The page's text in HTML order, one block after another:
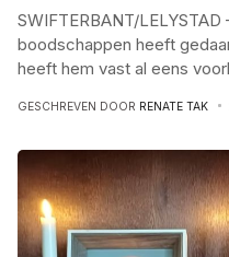
SWIFTERBANT/
boodschappen heeft
heeft hem vast al eens
GESCHREVEN DOOR RENATE TAK